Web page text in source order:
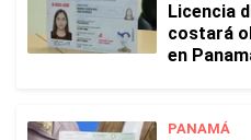
Licencia
costará
en
PANAMÁ